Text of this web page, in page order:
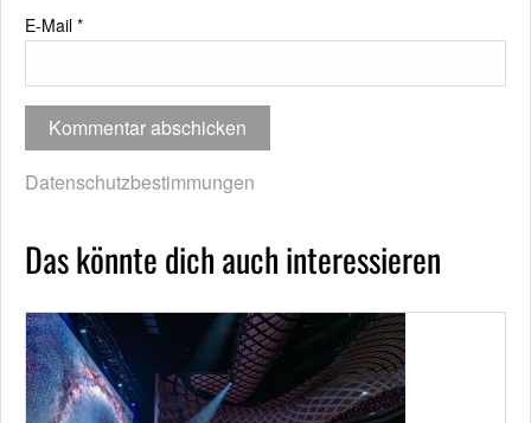
E-Mail *
Datenschutzbestimmungen
Das könnte dich auch interessieren